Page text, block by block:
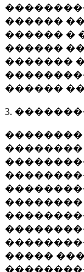
������
������ �
������
�������
������
3.
��������
��������
�����